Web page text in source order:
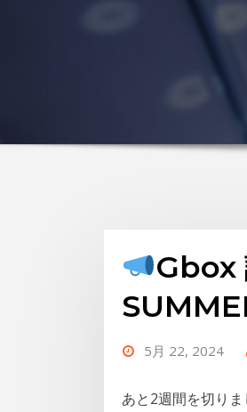
Gbox
5月 22, 2024
あと2週間を切りま